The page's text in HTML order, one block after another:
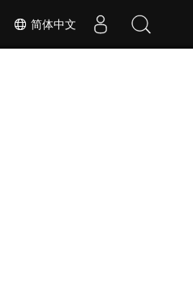
简体中文